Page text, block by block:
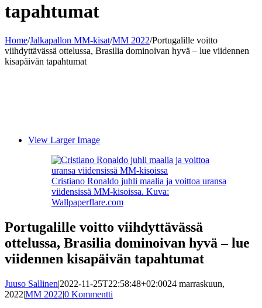
tapahtumat
Home/Jalkapallon MM-kisat/MM 2022/Portugalille voitto
viihdyttävässä ottelussa, Brasilia dominoivan hyvä – lue viidennen
kisapäivän tapahtumat
View Larger Image
Cristiano Ronaldo juhli maalia ja voittoa uransa
viidensissä MM-kisoissa. Kuva:
Wallpaperflare.com
Portugalille voitto viihdyttävässä
ottelussa, Brasilia dominoivan hyvä – lue
viidennen kisapäivän tapahtumat
Juuso Sallinen|2022-11-25T22:58:48+02:0024 marraskuun,
2022|MM 2022|0 Kommentti